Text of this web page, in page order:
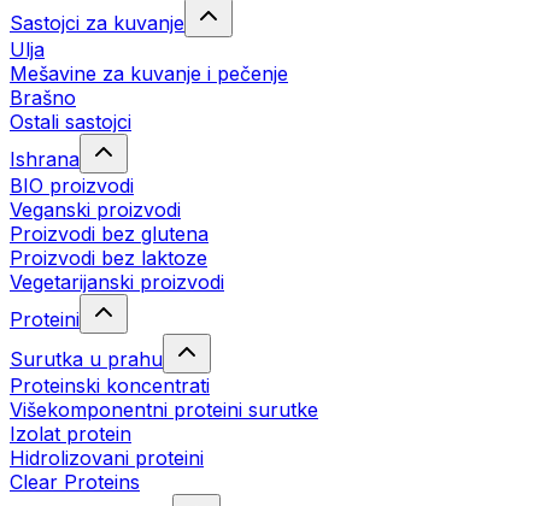
Sastojci za kuvanje
Ulja
Mešavine za kuvanje i pečenje
Brašno
Ostali sastojci
Ishrana
BIO proizvodi
Veganski proizvodi
Proizvodi bez glutena
Proizvodi bez laktoze
Vegetarijanski proizvodi
Proteini
Surutka u prahu
Proteinski koncentrati
Višekomponentni proteini surutke
Izolat protein
Hidrolizovani proteini
Clear Proteins